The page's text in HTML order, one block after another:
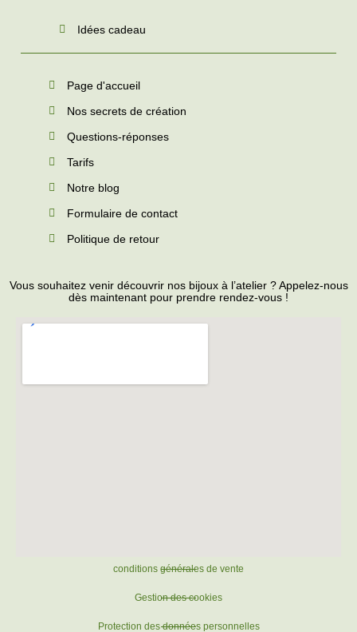
Idées cadeau
Page d'accueil
Nos secrets de création
Questions-réponses
Tarifs
Notre blog
Formulaire de contact
Politique de retour
Vous souhaitez venir découvrir nos bijoux à l’atelier ? Appelez-nous
dès maintenant pour prendre rendez-vous !
conditions générales de vente
Gestion des cookies
Protection des données personnelles